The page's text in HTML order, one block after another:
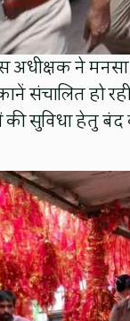
अधीक्षक ने
संचालित हो
सुविधा हेतु